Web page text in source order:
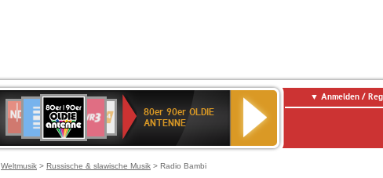
Deutschlandfunk
80er
90er
OLDIE
ANTENNE
SWR3
SWR
Kultur
NDR
2
80er 90er OLDIE
ANTENNE
Anmelden /
Weltmusik > Russische & slawische Musik > Radio Bambi